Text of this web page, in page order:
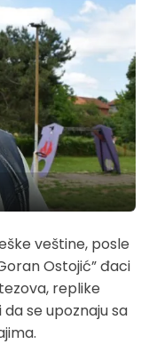
veštine, posle
Ostojić” đaci
replike
se upoznaju sa